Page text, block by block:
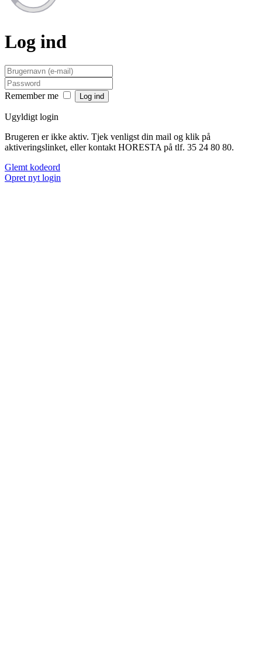
Log ind
Remember me
Ugyldigt login
Brugeren er ikke aktiv. Tjek venligst din mail og klik på
aktiveringslinket, eller kontakt HORESTA på tlf. 35 24 80 80.
Glemt kodeord
Opret nyt login